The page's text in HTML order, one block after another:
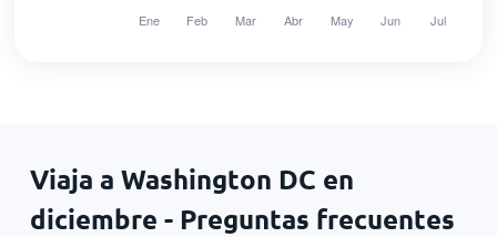
Viaja a Washington DC en
diciembre - Preguntas frecuentes